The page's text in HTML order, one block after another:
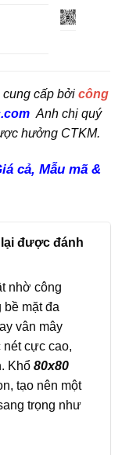
cấp bởi công
Anh chị quý
hưởng CTKM.
cả, Mẫu mã &
được đánh
nhờ công
mặt đa
vân mây
cực cao,
Khổ 80x80
tạo nên một
trọng như